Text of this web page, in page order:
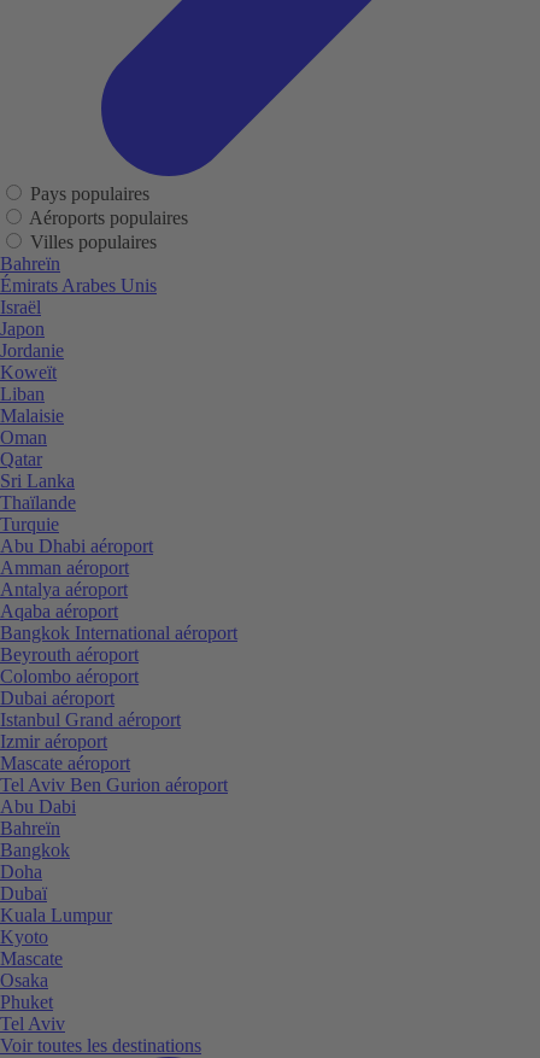
Pays populaires
Aéroports populaires
Villes populaires
Bahreïn
Émirats Arabes Unis
Israël
Japon
Jordanie
Koweït
Liban
Malaisie
Oman
Qatar
Sri Lanka
Thaïlande
Turquie
Abu Dhabi aéroport
Amman aéroport
Antalya aéroport
Aqaba aéroport
Bangkok International aéroport
Beyrouth aéroport
Colombo aéroport
Dubai aéroport
Istanbul Grand aéroport
Izmir aéroport
Mascate aéroport
Tel Aviv Ben Gurion aéroport
Abu Dabi
Bahreïn
Bangkok
Doha
Dubaï
Kuala Lumpur
Kyoto
Mascate
Osaka
Phuket
Tel Aviv
Voir toutes les destinations